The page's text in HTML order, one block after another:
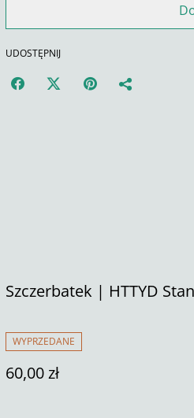
UDOSTĘPNIJ
Szczerbatek | HTTYD
WYPRZEDANE
60,00 zł